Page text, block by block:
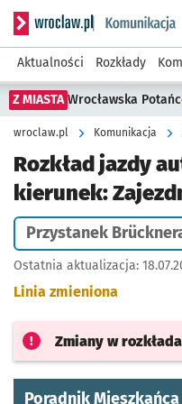
Serwis informacyjny
Aktualności Rozkłady
Z MIASTA Wrocławska
wroclaw.pl Komunikacja
Rozkład jazdy
kierunek:
Przystanek
Ostatnia aktualizacja:
Linia zmieniona
Zmiany w
Poradnik Mieszkańca